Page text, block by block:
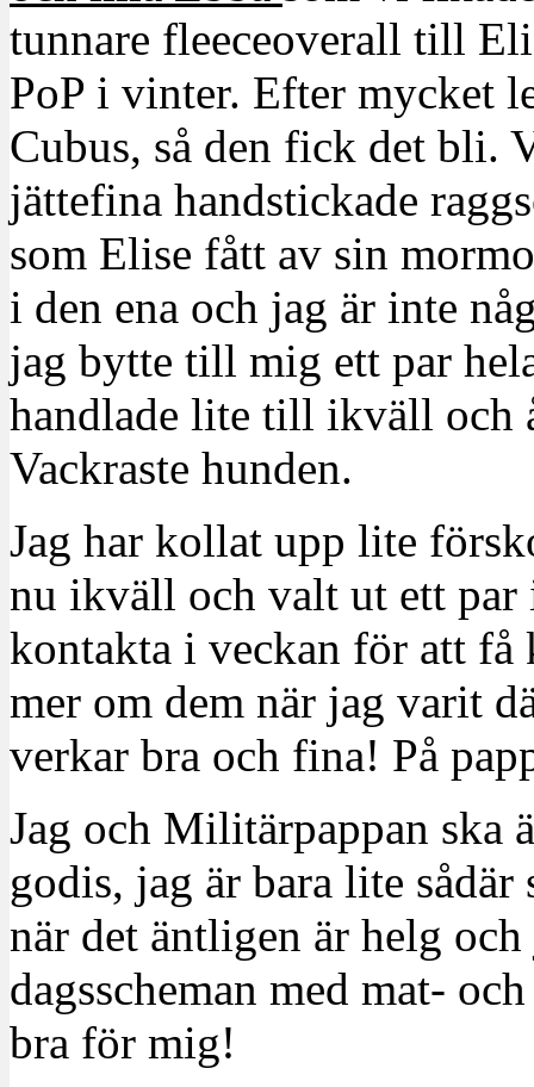
tunnare fleeceoverall till
PoP i vinter. Efter mycket
Cubus, så den fick det bli.
jättefina handstickade
som Elise fått av sin
i den ena och jag är inte
jag bytte till mig ett par
handlade lite till ikväll och
Vackraste hunden.
Jag har kollat upp lite
nu ikväll och valt ut ett par
kontakta i veckan för att få
mer om dem när jag varit
verkar bra och fina! På
Jag och Militärpappan ska
godis, jag är bara lite
när det äntligen är helg
dagsscheman med mat-
bra för mig!